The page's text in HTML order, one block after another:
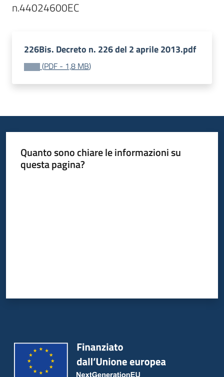
226Bis. Decreto n. 226 del 2 aprile 2013.pdf
(PDF - 1,8 MB)
Quanto sono chiare le informazioni su
questa pagina?